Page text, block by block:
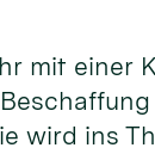
mit einer
wird ins